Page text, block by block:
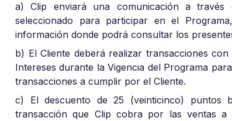
a) Clip enviará una comunicación a través
seleccionado para participar en el
información donde podrá consultar los
b) El Cliente deberá realizar transacciones
Intereses durante la Vigencia del Programa
transacciones a cumplir por el Cliente.
c) El descuento de 25 (veinticinco) puntos
transacción que Clip cobra por las ventas a